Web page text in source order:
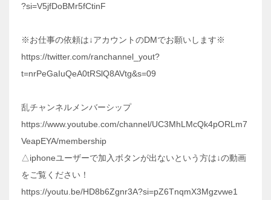
?si=V5jfDoBMr5fCtinF
※お仕事の依頼は↓アカウントのDMでお願いします※
https://twitter.com/ranchannel_yout?
t=nrPeGaIuQeA0tRSlQ8AVtg&s=09
乱チャンネルメンバーシップ
https://www.youtube.com/channel/UC3MhLMcQk4pORLm7
VeapEYA/membership
△iphoneユーザーで加入ボタンが出ないという方は↓の動画
をご覧ください！
https://youtu.be/HD8b6Zgnr3A?si=pZ6TnqmX3Mgzvwe1